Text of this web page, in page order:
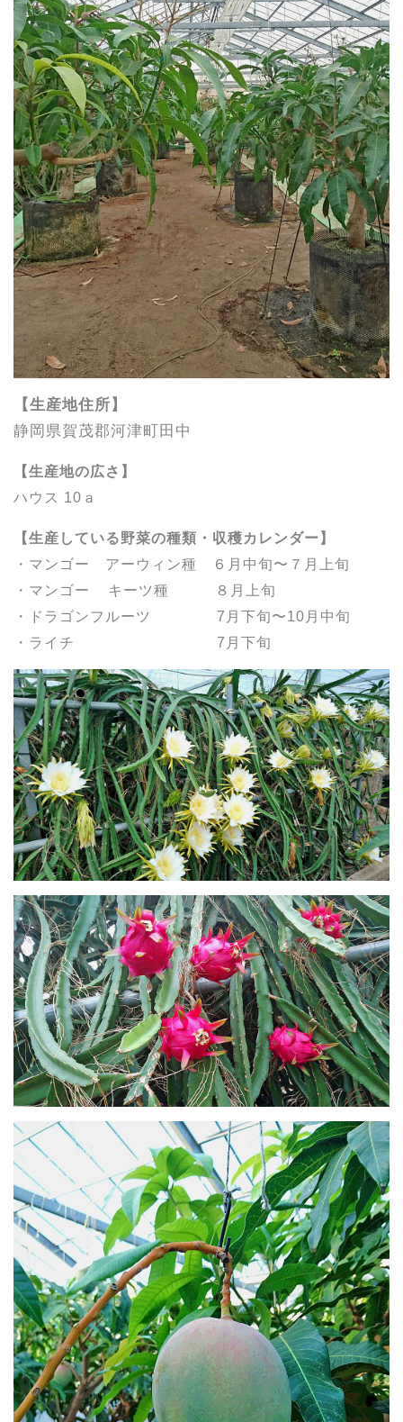
【生産地住所】
静岡県賀茂郡河津町田中
【生産地の広さ】
ハウス 10ａ
【生産している野菜の種類・収穫カレンダー】
・マンゴー アーウィン種 ６月中旬〜７月上旬
・マンゴー キーツ種 ８月上旬
・ドラゴンフルーツ 7月下旬〜10月中旬
・ライチ 7月下旬